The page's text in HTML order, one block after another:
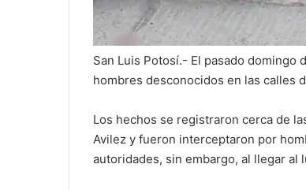
San Luis Potosí.- El pasado
hombres desconocidos en las calles
Los hechos se registraron cerca de
Avilez y fueron interceptaron por
autoridades, sin embargo, al llegar al